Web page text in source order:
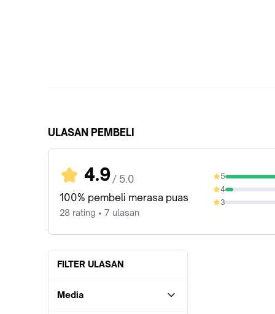
ULASAN PEMBELI
4.9 / 5.0
100% pembeli merasa puas
28 rating • 7 ulasan
5
92.86%
4
7.14%
3
0%
FILTER ULASAN
Media